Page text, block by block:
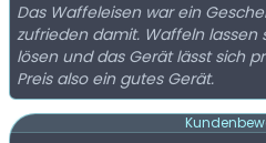
Das Waffeleisen war ein
zufrieden damit. Waffeln lassen
lösen und das Gerät lässt sich
Preis also ein gutes Gerät.